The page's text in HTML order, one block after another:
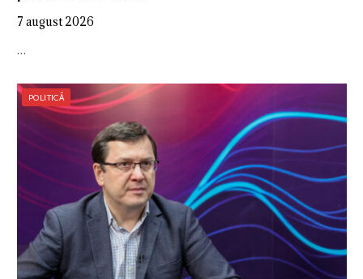
7 august 2026
…
POLITICĂ